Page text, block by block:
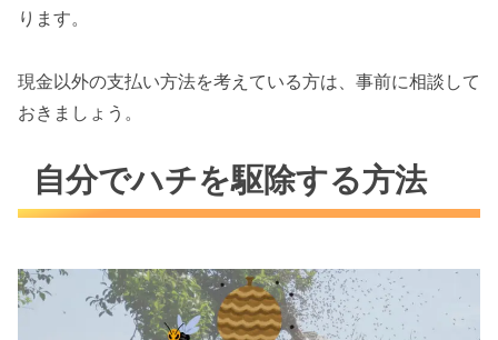
ります。
現金以外の支払い方法を考えている方は、事前に相談して
おきましょう。
自分でハチを駆除する方法